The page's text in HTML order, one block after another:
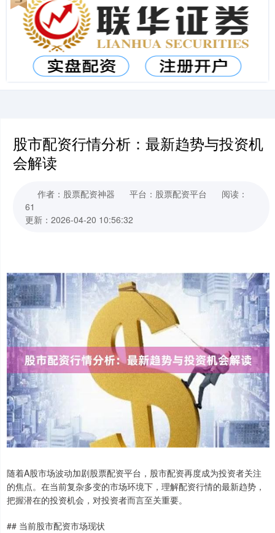
股市配资行情分析：最新趋势与投资机
会解读
作者：股票配资神器 平台：股票配资平台
阅读：
61
更新：2026-04-20 10:56:32
随着A股市场波动加剧股票配资平台，股市配资再度成为投资者关注
的焦点。在当前复杂多变的市场环境下，理解配资行情的最新趋势，
把握潜在的投资机会，对投资者而言至关重要。
## 当前股市配资市场现状